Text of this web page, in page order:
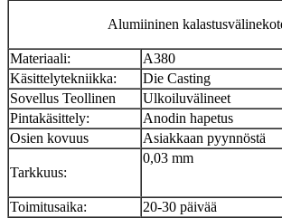
Alumiininen
Materiaali:
A380
Käsittelytekniikka:
Die Casting
Sovellus Teollinen
Ulkoiluvälineet
Pintakäsittely:
Anodin hapetus
Osien kovuus
Asiakkaan pyynnöstä
Tarkkuus:
0,03 mm
Toimitusaika:
20-30 päivää